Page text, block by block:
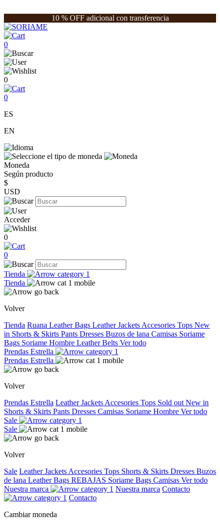
10 % OFF adicional con transferencia
0
0
0
ES
EN
Moneda
Según producto
$
USD
Acceder
0
0
Tienda
Tienda
Volver
Tienda Ruana Leather Bags Leather Jackets Accesories Tops New
in Shorts & Skirts Pants Dresses Buzos de lana Camisas Soriame
Bags Soriame Hombre Leather Belts Ver todo
Prendas Estrella
Prendas Estrella
Volver
Prendas Estrella Leather Jackets Accesories Tops Sold out New in
Shorts & Skirts Pants Dresses Camisas Soriame Hombre Ver todo
Sale
Sale
Volver
Sale Leather Jackets Accesories Tops Shorts & Skirts Dresses Buzos
de lana Leather Bags REBAJAS Soriame Bags Camisas Ver todo
Nuestra marca
Nuestra marca Contacto
Contacto
Cambiar moneda